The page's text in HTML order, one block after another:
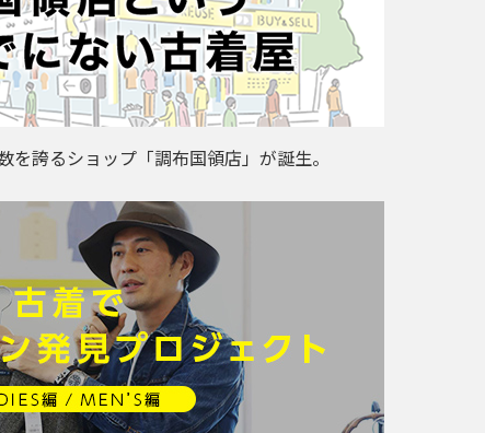
を誇るショップ「調布国領店」が誕生。